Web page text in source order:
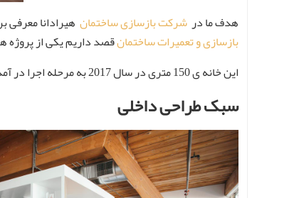
هدف ما درشرکت بازسازی ساختمانهیرادانا معرفی
بازسازی و تعمیرات ساختمانقصد داریم یکی از پروژه
این خانه ی 150 متری در سال 2017 به مرحله اجرا در آمده است .
سبک طراحی داخلی